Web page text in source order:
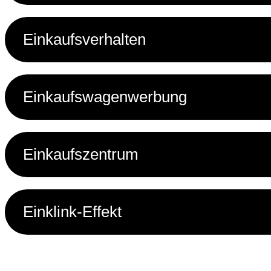
Einkaufsverhalten
Einkaufswagenwerbung
Einkaufszentrum
Einklink-Effekt